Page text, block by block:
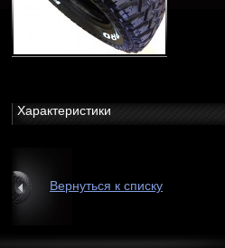
Характеристики
Вернуться к списку